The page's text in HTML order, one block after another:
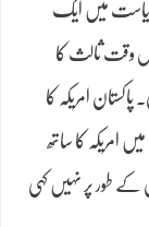
سیاست میں ایک
اس وقت ثالث کا
پاکستان امریکہ کا
امریکہ کا ساتھ
کے طور پر نہیں کہی